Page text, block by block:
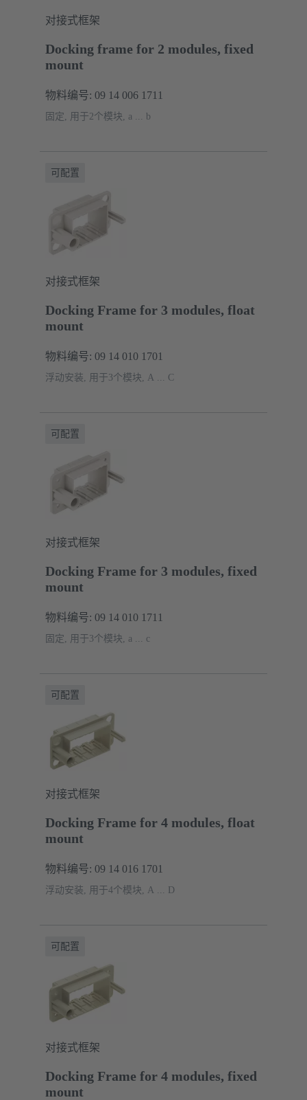
对接式框架
Docking frame for 2 modules, fixed
mount
物料编号: 09 14 006 1711
固定, 用于2个模块, a ... b
可配置
对接式框架
Docking Frame for 3 modules, float
mount
物料编号: 09 14 010 1701
浮动安装, 用于3个模块, A ... C
可配置
对接式框架
Docking Frame for 3 modules, fixed
mount
物料编号: 09 14 010 1711
固定, 用于3个模块, a ... c
可配置
对接式框架
Docking Frame for 4 modules, float
mount
物料编号: 09 14 016 1701
浮动安装, 用于4个模块, A ... D
可配置
对接式框架
Docking Frame for 4 modules, fixed
mount